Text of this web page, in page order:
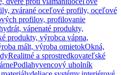
zvárané oceľové profily, oceľové
profilov, profilovanie
vápenaté produkty,
produkty, výrobca vápna,
mált, výroba omietokOkná,
Realitné a sprostredkovateľské
Podlahyvencový uholník